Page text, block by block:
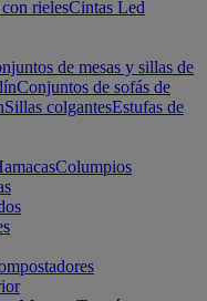
rielesCintas Led
de mesas y sillas de
Conjuntos de sofás de
Sillas colgantesEstufas de
Columpios